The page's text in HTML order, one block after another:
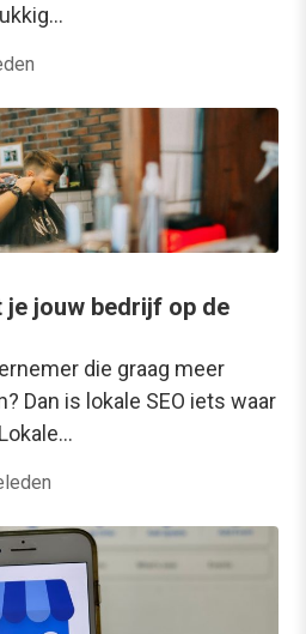
je jouw bedrijf op de
die graag meer
Dan is lokale SEO iets waar